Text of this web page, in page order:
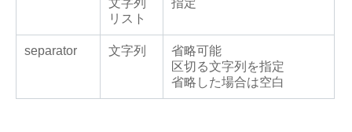
リスト
separator 文字列
省略可能
区切る文字列を指定
省略した場合は空白